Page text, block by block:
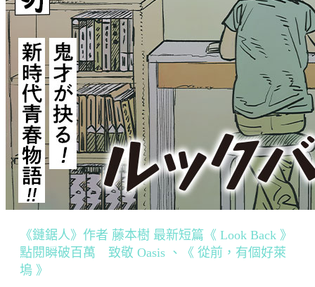
《鏈鋸人》作者 藤本樹 最新短篇《 Look Back 》
點閱瞬破百萬 致敬 Oasis 、《 從前，有個好萊
塢 》